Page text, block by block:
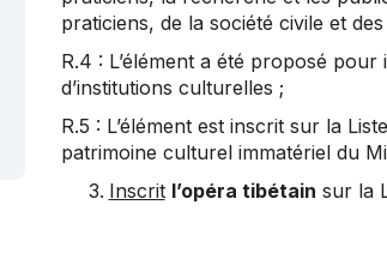
praticiens, de la société civile et
R.4 : L’élément a été proposé
d’institutions culturelles ;
R.5 : L’élément est inscrit sur la
patrimoine culturel immatériel du
Inscrit l’opéra tibétain sur la